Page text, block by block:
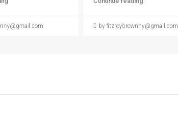
by fitzroybrownny@gmail.com